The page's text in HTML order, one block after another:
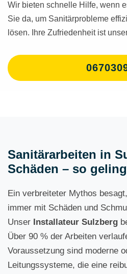
Wir bieten schnelle Hilfe, wenn
Sie da, um Sanitärprobleme
lösen. Ihre Zufriedenheit ist
Sanitärarbeiten in
Schäden – so
Ein verbreiteter Mythos
immer mit Schäden und
Unser Installateur Sulzberg
Über 90 % der Arbeiten
Voraussetzung sind moderne
Leitungssysteme, die eine